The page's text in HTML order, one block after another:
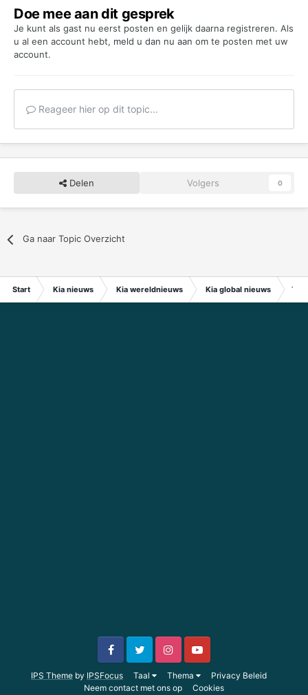
Doe mee aan dit gesprek
Je kunt als gast nu eerst posten en gelijk daarna registreren. Als
u al een account hebt, meld u dan nu aan om te posten met uw
account.
Reageer hier op dit topic...
Delen Volgers 0
Ga naar Topic Overzicht
Start Kia nieuws Kia wereldnieuws Kia global nieuws The
IPS Theme by IPSFocus Taal Thema
Privacy Beleid
Neem contact met ons op
Cookies